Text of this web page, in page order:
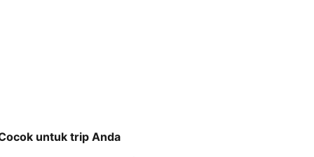
untuk trip Anda